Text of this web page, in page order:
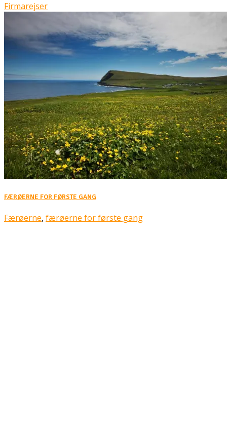
Firmarejser
FÆRØERNE FOR FØRSTE GANG
Færøerne, færøerne for første gang